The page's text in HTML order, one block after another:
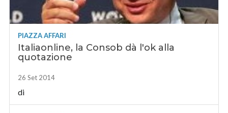
PIAZZA AFFARI
Italiaonline, la Consob dà l'ok alla
quotazione
26 Set 2014
di